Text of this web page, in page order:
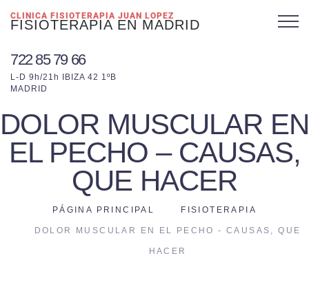
CLINICA FISIOTERAPIA JUAN LOPEZ
FISIOTERAPIA EN MADRID
722 85 79 66
L-D 9h/21h IBIZA 42 1ºB
MADRID
DOLOR MUSCULAR EN
EL PECHO – CAUSAS,
QUE HACER
PÁGINA PRINCIPAL FISIOTERAPIA
DOLOR MUSCULAR EN EL PECHO - CAUSAS, QUE
HACER